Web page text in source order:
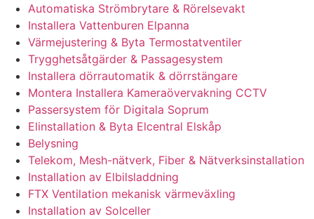
Automatiska Strömbrytare & Rörelsevakt
Installera Vattenburen Elpanna
Värmejustering & Byta Termostatventiler
Trygghetsåtgärder & Passagesystem
Installera dörrautomatik & dörrstängare
Montera Installera Kameraövervakning CCTV
Passersystem för Digitala Soprum
Elinstallation & Byta Elcentral Elskåp
Belysning
Telekom, Mesh-nätverk, Fiber & Nätverksinstallation
Installation av Elbilsladdning
FTX Ventilation mekanisk värmeväxling
Installation av Solceller